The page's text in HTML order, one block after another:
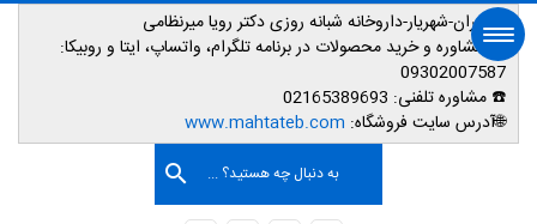
📌تهران-شهریار-داروخانه شبانه روزی دکتر رویا میرنظامی
📱مشاوره و خرید محصولات در برنامه تلگرام، واتساپ، ایتا و روبیکا:
09302007587
☎️ مشاوره تلفنی:
🌐آدرس سایت فروشگاه: www.mahtateb.com
به دنبال چه هستید؟ ...